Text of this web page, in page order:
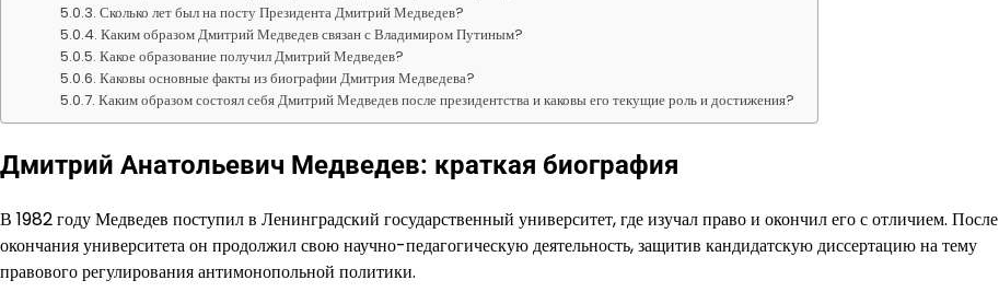
Сколько лет был на посту Президента Дмитрий Медведев?
Каким образом Дмитрий Медведев связан с Владимиром Путиным?
Какое образование получил Дмитрий Медведев?
Каковы основные факты из биографии Дмитрия Медведева?
Каким образом состоял себя Дмитрий Медведев после президентства и каковы его текущие роль и достижения?
Дмитрий Анатольевич Медведев: краткая биография
В 1982 году Медведев поступил в Ленинградский государственный университет, где изучал право и окончил его с отличием. После
окончания университета он продолжил свою научно-педагогическую деятельность, защитив кандидатскую диссертацию на тему
правового регулирования антимонопольной политики.